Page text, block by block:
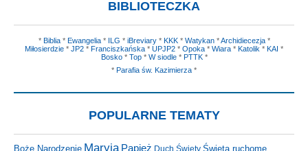
BIBLIOTECZKA
* Biblia* Ewangelia* ILG * iBreviary* KKK* Watykan*Archidiecezja*
Miłosierdzie * JP2 * Franciszkańska * UPJP2 * Opoka * Wiara * Katolik * KAI *
Bosko* Top* W siodle* PTTK*
* Parafia św. Kazimierza *
POPULARNE TEMATY
Boże Narodzenie Maryja Papież Duch Święty Święta ruchome